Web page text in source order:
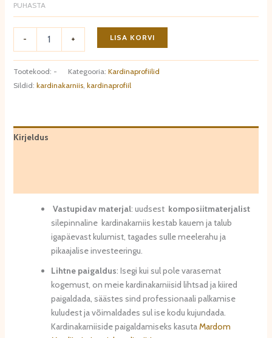
PUHASTA
- + LISA KORVI
Tootekood: - Kategooria: Kardinaprofiilid
Sildid: kardinakarniis, kardinaprofiil
Kirjeldus
Vastupidav materjal: uudsestkomposiitmaterjalist
silepinnaline kardinakarniis kestab kauem ja talub
igapäevast kulumist, tagades sulle meelerahu ja
pikaajalise investeeringu.
Lihtne paigaldus: Isegi kui sul pole varasemat
kogemust, on meie kardinakarniisid lihtsad ja kiired
paigaldada, säästes sind professionaali palkamise
kuludest ja võimaldades sul ise kodu kujundada.
Kardinakarniiside paigaldamiseks kasutaMardom